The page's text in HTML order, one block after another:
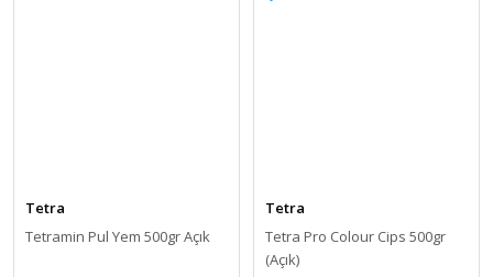
Tetra
Tetramin Pul Yem 500gr Açık
Tetra
Tetra Pro Colour Cips 500gr
(Açık)